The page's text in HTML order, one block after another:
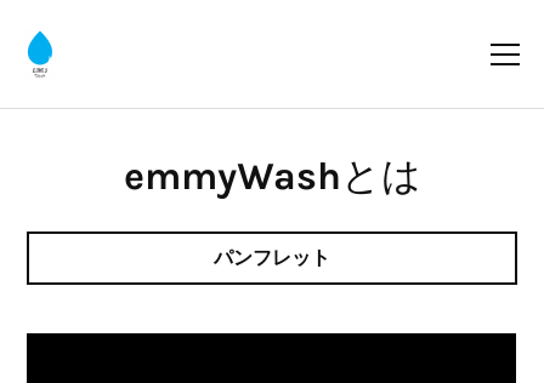
emmyWashとは
パンフレット